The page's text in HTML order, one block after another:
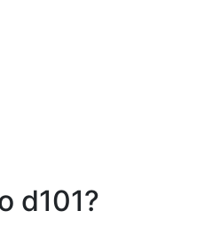
d101?